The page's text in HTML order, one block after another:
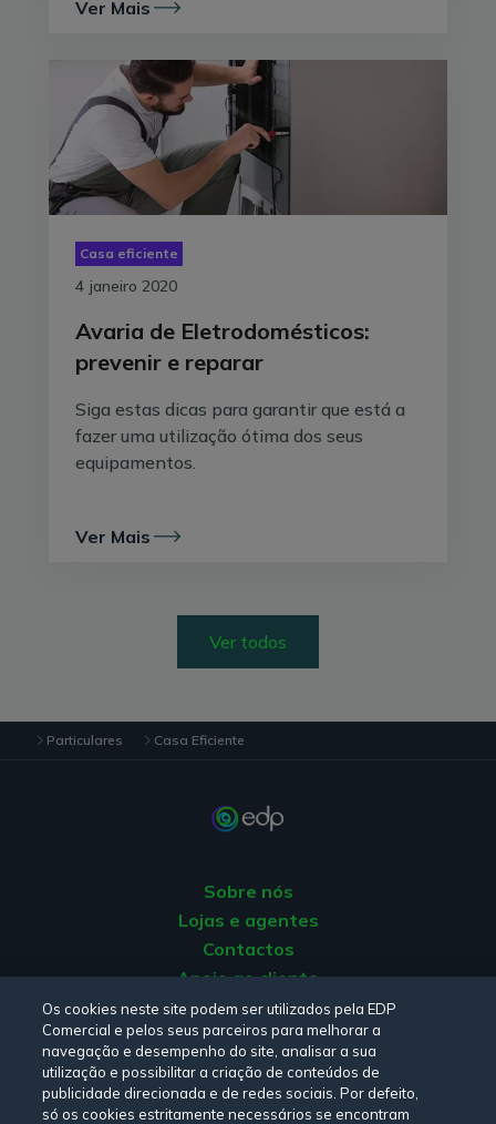
Ver Mais
Casa eficiente
4 janeiro 2020
Avaria de Eletrodomésticos:
prevenir e reparar
Siga estas dicas para garantir que está a
fazer uma utilização ótima dos seus
equipamentos.
Ver Mais
Ver todos
Particulares Casa Eficiente
Sobre nós
Lojas e agentes
Contactos
Apoio ao cliente
Origem da energia
Livro de reclamações
Consulte a nossa Política de privacidade, Política de cookies
Os cookies neste site podem ser utilizados pela EDP
Comercial e pelos seus parceiros para melhorar a
navegação e desempenho do site, analisar a sua
utilização e possibilitar a criação de conteúdos de
publicidade direcionada e de redes sociais. Por defeito,
só os cookies estritamente necessários se encontram